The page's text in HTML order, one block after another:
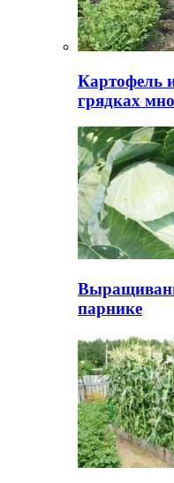
Картофель
грядках
парнике